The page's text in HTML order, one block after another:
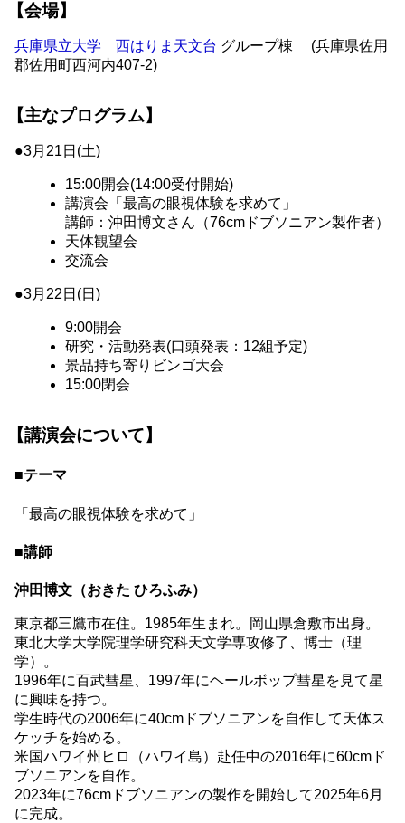
【会場】
兵庫県立大学 西はりま天文台 グループ棟 (兵庫県佐用
郡佐用町西河内407-2)
【主なプログラム】
3月21日(土)
15:00開会(14:00受付開始)
講演会「最高の眼視体験を求めて」
講師：沖田博文さん（76cmドブソニアン製作者）
天体観望会
交流会
3月22日(日)
9:00開会
研究・活動発表(口頭発表：12組予定)
景品持ち寄りビンゴ大会
15:00閉会
【講演会について】
■テーマ
「最高の眼視体験を求めて」
■講師
沖田博文（おきた ひろふみ）
東京都三鷹市在住。1985年生まれ。岡山県倉敷市出身。
東北大学大学院理学研究科天文学専攻修了、博士（理
学）。
1996年に百武彗星、1997年にヘールボップ彗星を見て星
に興味を持つ。
学生時代の2006年に40cmドブソニアンを自作して天体ス
ケッチを始める。
米国ハワイ州ヒロ（ハワイ島）赴任中の2016年に60cmド
ブソニアンを自作。
2023年に76cmドブソニアンの製作を開始して2025年6月
に完成。